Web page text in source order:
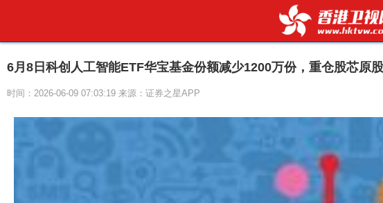
6月8日科创人工智能ETF华宝基金份额减少1200万份，重仓股芯原
时间：2026-06-09 07:03:19 来源：证券之星APP